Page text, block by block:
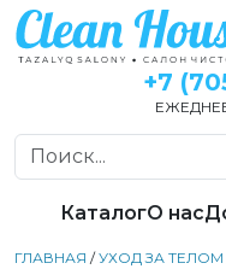
+7
КаталогО нас
ГЛАВНАЯ /УХОД ЗА ТЕЛОМ